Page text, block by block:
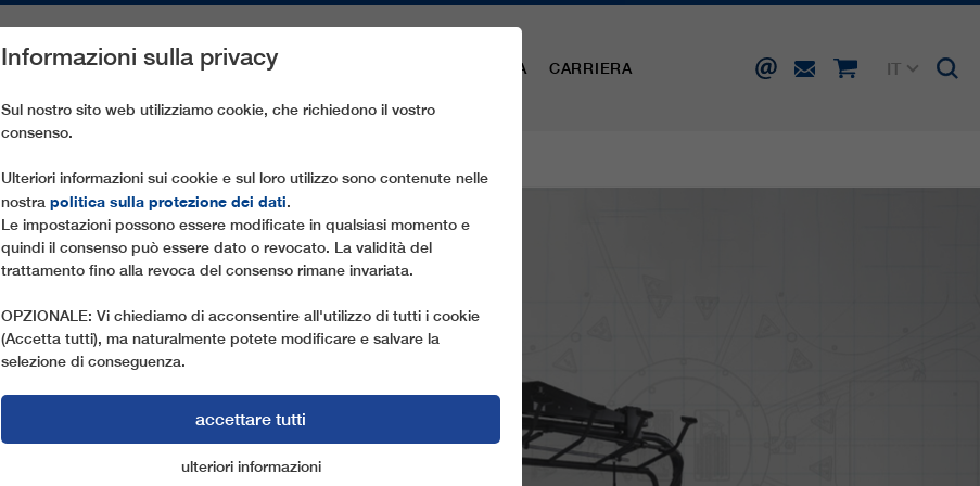
PEZZI DI RICAMBIO ASSISTENZA CLIENTI STAMPA CARRIERA
IT
I NOSTRI PRODOTTI
Informazioni sulla privacy
Sul nostro sito web utilizziamo cookie, che richiedono il vostro
consenso.
Ulteriori informazioni sui cookie e sul loro utilizzo sono contenute nelle
nostra politica sulla protezione dei dati.
Le impostazioni possono essere modificate in qualsiasi momento e
quindi il consenso può essere dato o revocato. La validità del
trattamento fino alla revoca del consenso rimane invariata.
OPZIONALE: Vi chiediamo di acconsentire all'utilizzo di tutti i cookie
(Accetta tutti), ma naturalmente potete modificare e salvare la
selezione di conseguenza.
accettare tutti
cookie di marketing
ulteriori informazioni